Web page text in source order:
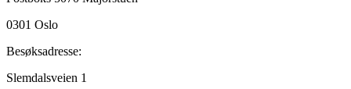
0301 Oslo
Besøksadresse:
Slemdalsveien 1